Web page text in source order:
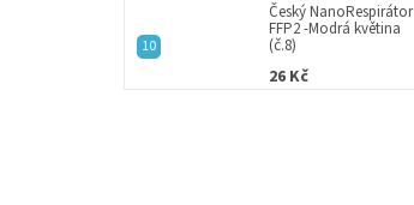
Český NanoRespirátor
FFP2 -Modrá květina
(č.8)
26 Kč